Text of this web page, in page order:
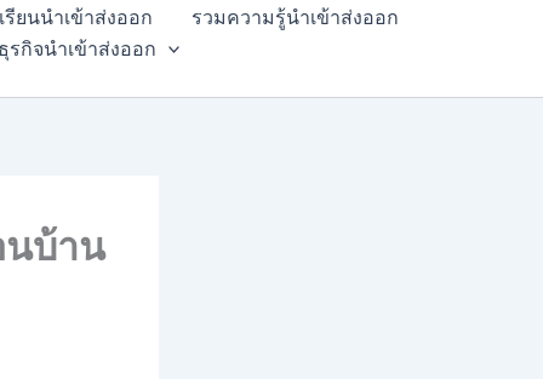
รียนนำเข้าส่งออก
รวมความรู้นำเข้าส่งออก
รกิจนำเข้าส่งออก
นบ้าน